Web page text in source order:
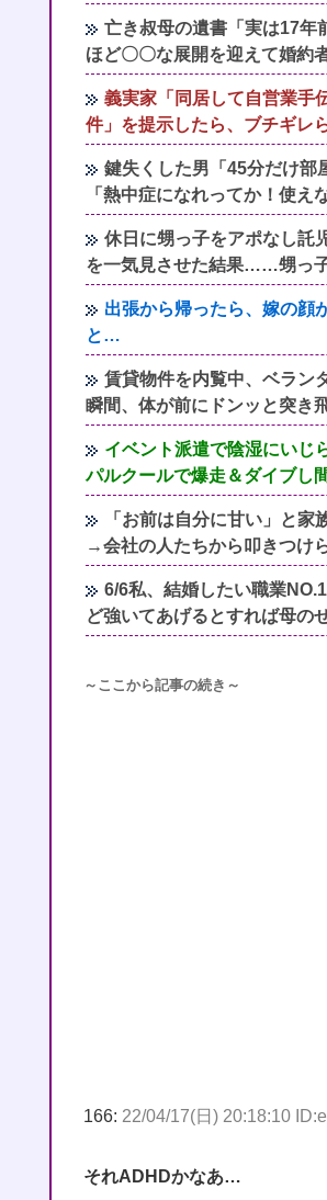
亡き叔母の遺書「実は17年
ほど〇〇な展開を迎えて婚約
義実家「同居して自営業手
件」を提示したら、ブチギレ
鍵失くした男「45分だけ
「熱中症になれってか！使え
休日に甥っ子をアポなし託
を一気見させた結果……甥っ
出張から帰ったら、嫁の顔
と…
賃貸物件を内覧中、ベラン
瞬間、体が前にドンッと突き
イベント派遣で陰湿にいじ
パルクールで爆走＆ダイブし
「お前は自分に甘い」と
→会社の人たちから叩きつけ
6/6私、結婚したい職業
ど強いてあげるとすれば母の
～ここから記事の続き～
166: 22/04/17(日) 20:18:10
それADHDかなあ…